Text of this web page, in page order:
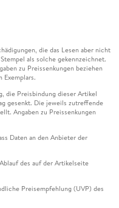
die das Lesen aber nicht
als solche gekennzeichnet.
zu Preissenkungen beziehen
Exemplars.
die Preisbindung dieser Artikel
gesenkt. Die jeweils zutreffende
Angaben zu Preissenkungen
Daten an den Anbieter der
des auf der Artikelseite
Preisempfehlung (UVP) des